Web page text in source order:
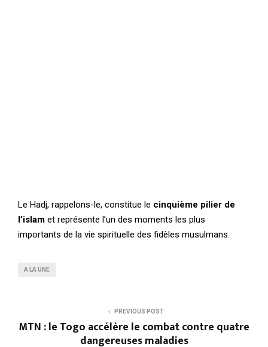
Le Hadj, rappelons-le, constitue le cinquième pilier de
l’islam et représente l’un des moments les plus
importants de la vie spirituelle des fidèles musulmans.
A LA UNE
PREVIOUS POST
MTN : le Togo accélère le combat contre quatre
dangereuses maladies